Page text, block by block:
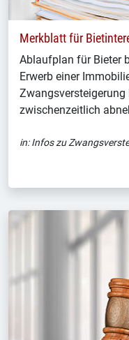
Merkblatt für
Ablaufplan für Bieter
Erwerb einer
zwischenzeitlich
in:Infos zu